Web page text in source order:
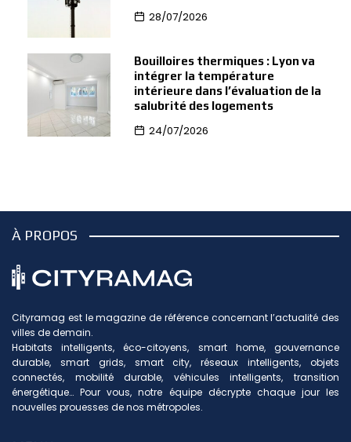
28/07/2026
Bouilloires thermiques : Lyon va
intégrer la température
intérieure dans l’évaluation de la
salubrité des logements
24/07/2026
À PROPOS
Cityramag est le magazine de référence concernant l’actualité des
villes de demain.
Habitats intelligents, éco-citoyens, smart home, gouvernance
durable, smart grids, smart city, réseaux intelligents, objets
connectés, mobilité durable, véhicules intelligents, transition
énergétique… Pour vous, notre équipe décrypte chaque jour les
nouvelles prouesses de nos métropoles.